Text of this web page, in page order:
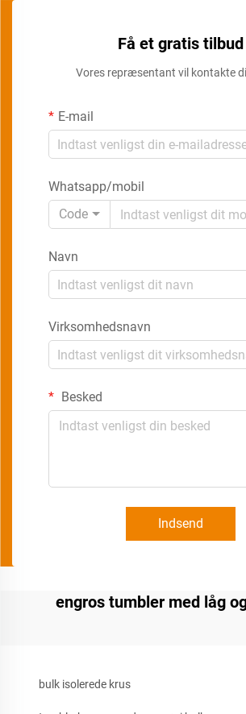
Få et gratis tilbud
Vores repræsentant vil kontakte
E-mail
Whatsapp/mobil
Code
Navn
Virksomhedsnavn
Besked
Indsend
engros tumbler med låg
bulk isolerede krus